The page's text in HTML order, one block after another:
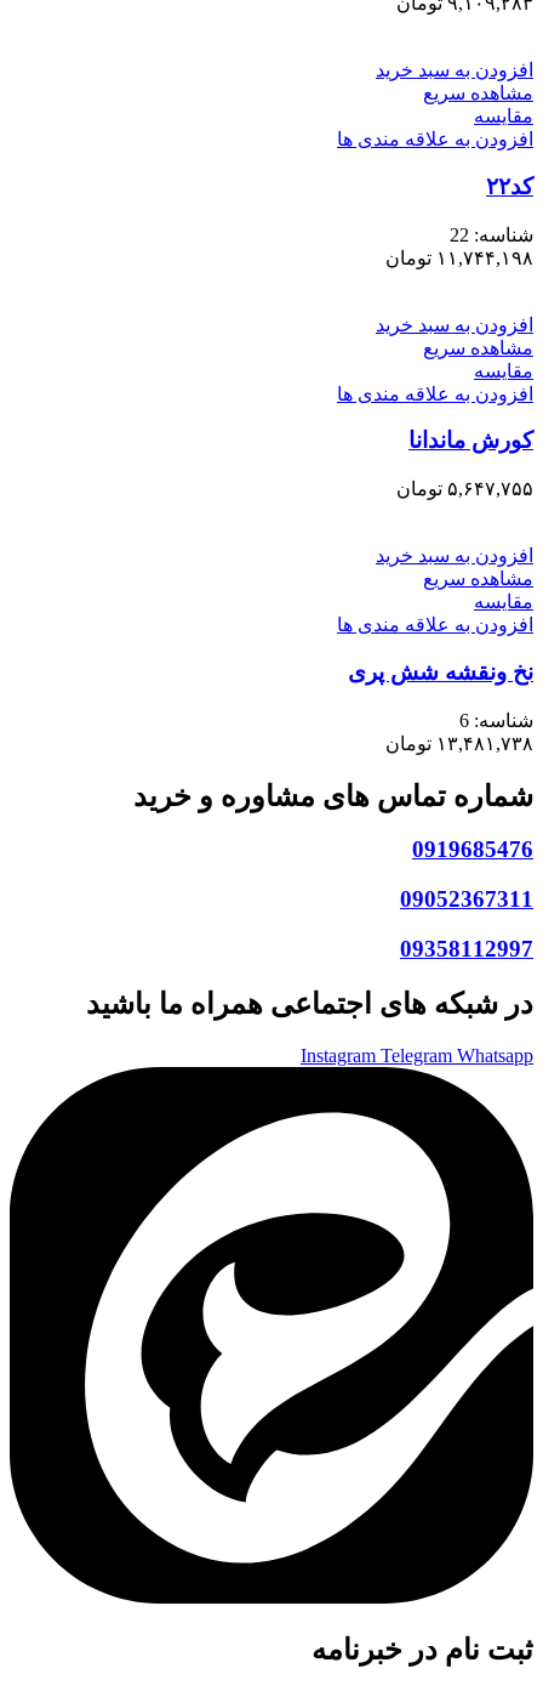
افزودن به سبد خرید
مشاهده سریع
مقایسه
افزودن به علاقه مندی ها
کد۲۲
شناسه: 22
۱۱,۷۴۴,۱۹۸ تومان
افزودن به سبد خرید
مشاهده سریع
مقایسه
افزودن به علاقه مندی ها
کورش ماندانا
۵,۶۴۷,۷۵۵ تومان
افزودن به سبد خرید
مشاهده سریع
مقایسه
افزودن به علاقه مندی ها
نخ ونقشه شش پری
شناسه: 6
۱۳,۴۸۱,۷۳۸ تومان
شماره تماس های مشاوره و خرید
0919685476
09052367311
09358112997
در شبکه های اجتماعی همراه ما باشید
Instagram Telegram Whatsapp
ثبت نام در خبرنامه